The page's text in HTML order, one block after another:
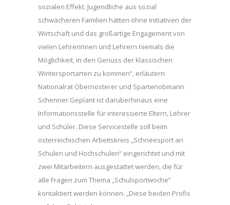
sozialen Effekt. Jugendliche aus sozial
schwächeren Familien hätten ohne Initiativen der
Wirtschaft und das großartige Engagement von
vielen Lehrerinnen und Lehrern niemals die
Möglichkeit, in den Genuss der klassischen
Wintersportarten zu kommen“, erläutern
Nationalrat Obernosterer und Spartenobmann
Schenner.Geplant ist darüberhinaus eine
Informationsstelle für interessierte Eltern, Lehrer
und Schüler. Diese Servicestelle soll beim
österreichischen Arbeitskreis „Schneesport an
Schulen und Hochschulen“ eingerichtet und mit
zwei Mitarbeitern ausgestattet werden, die für
alle Fragen zum Thema „Schulsportwoche“
kontaktiert werden können. „Diese beiden Profis